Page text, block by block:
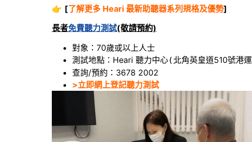
👉 [了解更多 Heari 最新助聽器系列規格及優勢]
長者免費聽力測試(敬請預約)
對象：70歲或以上人士
測試地點：Heari 聽力中心( 北角英皇道510號港
查詢/預約：3678 2002
>立即網上登記聽力測試